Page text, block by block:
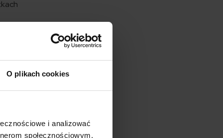
O plikach cookies
i analizować
społecznościowym,